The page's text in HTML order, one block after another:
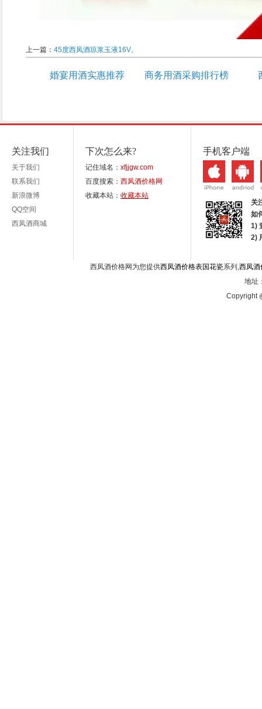
上一篇： 45度西凤酒琼浆玉液16V。
婚宴用酒实惠推荐 商务用酒采购排行榜
关注我们
关于我们
联系我们
新浪微博
QQ空间
西凤酒商城
下次怎么来?
记住域名： xfjjgw.com
百度搜索： 西凤酒价格网
收藏本站： 收藏本站
手机客户端
关
如
1)
2)
西凤酒价格网为您提供西凤酒价格表国花瓷系列,西凤酒
地址
Copyright